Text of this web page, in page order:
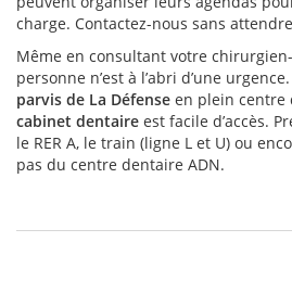
charge. Contactez-nous sans
Même en consultant votre
personne n’est à l’abri d’une
parvis de La Défense en plein centre
cabinet dentaire est facile d’accès.
le RER A, le train (ligne L et U) ou
pas du centre dentaire ADN.